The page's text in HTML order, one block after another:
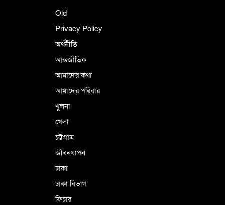
Old
Privacy Policy
অর্থনীতি
আন্তর্জাতিক
আমাদের কথা
আমাদের পরিবার
খুলনা
খেলা
চট্টগ্রাম
জীবনযাপন
ঢাকা
ঢাকা বিভাগ
ফিচার